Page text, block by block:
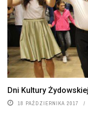
Dni Kultury
18 PAŹDZIERNIKA 2017